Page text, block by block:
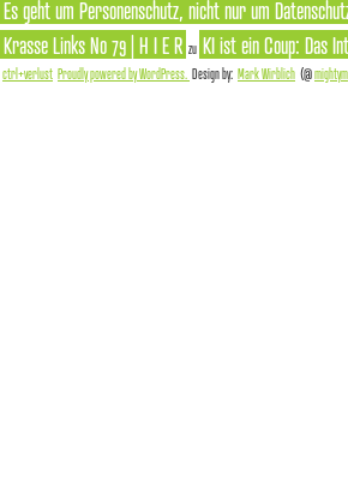
Es geht um Personenschutz, nicht nur um
Krasse Links No 79 | H I E R zu KI ist ein Coup: Das
ctrl+verlust Proudly powered by WordPress. Design by: Mark Wirblich (@mightym